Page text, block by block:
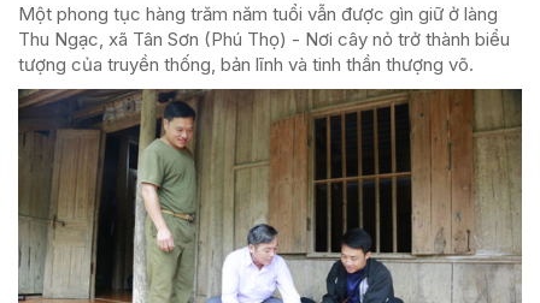
Một phong tục hàng trăm năm tuổi vẫn được gìn giữ ở làng
Thu Ngạc, xã Tân Sơn (Phú Thọ) - Nơi cây nỏ trở thành biểu
tượng của truyền thống, bản lĩnh và tinh thần thượng võ.